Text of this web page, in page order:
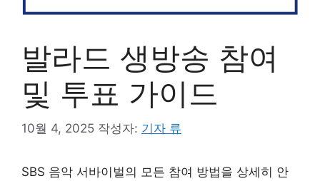
발라드 생방송 참여
및 투표 가이드
10월 4, 2025 작성자: 기자 류
SBS 음악 서바이벌의 모든 참여 방법을 상세히 안